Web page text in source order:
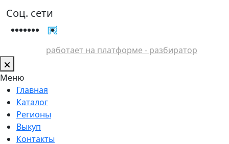
Соц. сети
работает на платформе - разбиратор
Меню
Главная
Каталог
Регионы
Выкуп
Контакты